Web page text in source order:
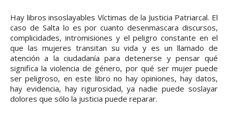
Hay libros insoslayables Víctimas de la Justicia Patriarcal. El
caso de Salta lo es por cuanto desenmascara discursos,
complicidades, intromisiones y el peligro constante en el
que las mujeres transitan su vida y es un llamado de
atención a la ciudadanía para detenerse y pensar qué
significa la violencia de género, por qué ser mujer puede
ser peligroso, en este libro no hay opiniones, hay datos,
hay evidencia, hay rigurosidad, ya nadie puede soslayar
dolores que sólo la justicia puede reparar.